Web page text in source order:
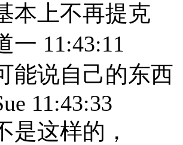
本上不再提克
一 11:43:11
能说自己的东西
11:43:33
是这样的，